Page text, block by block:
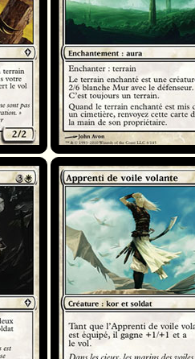
Apprenti de voile volante